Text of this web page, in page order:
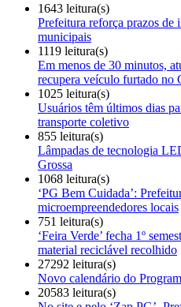
1643 leitura(s)
Prefeitura reforça prazos de
municipais
1119 leitura(s)
Em menos de 30 minutos,
recupera veículo furtado no
1025 leitura(s)
Usuários têm últimos dias
transporte coletivo
855 leitura(s)
Lâmpadas de tecnologia
Grossa
1068 leitura(s)
‘PG Bem Cuidada’:
microempreendedores locais
751 leitura(s)
‘Feira Verde’ fecha 1º
material reciclável recolhido
27292 leitura(s)
Novo calendário do
20583 leitura(s)